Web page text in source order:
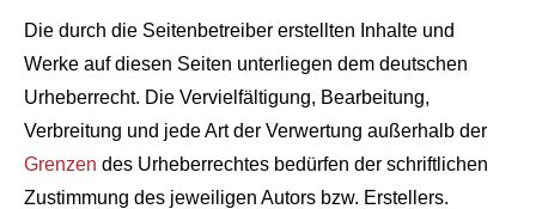
Die durch die Seitenbetreiber erstellten Inhalte und
Werke auf diesen Seiten unterliegen dem deutschen
Urheberrecht. Die Vervielfältigung, Bearbeitung,
Verbreitung und jede Art der Verwertung außerhalb der
Grenzen des Urheberrechtes bedürfen der schriftlichen
Zustimmung des jeweiligen Autors bzw. Erstellers.